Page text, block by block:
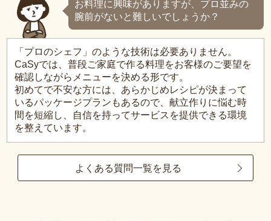
お料理に興味がありますが、プロ並みの
腕前がないと難しいでしょうか？
「プロのシェフ」のような技術は必要ありません。
CaSyでは、普段ご家庭で作る料理をお客様のご要望を
確認しながらメニューを決める形です。
初めてで不安な方には、あらかじめレシピが決まって
いるパッケージプランもあるので、献立作りに悩む時
間を短縮し、自信を持ってサービスを提供できる環境
を整えています。
よくある質問一覧を見る